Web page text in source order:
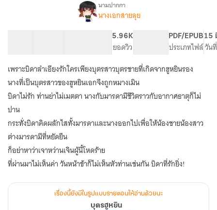
เรื่อ
หยิน
นามปากกา
นางเอกสายลุย
5.96K
ยอดวิว
PDF/EPUB
ประเภทไฟล์
15
วัน
เพราะบิดาลำเอียงรักใครเพียงบุตรสาวบุตรชายที่เกิดจากฮูหยินรอง
นางที่เป็นบุตรสาวของฮูหยินเอกจึงถูกหมางเมิน
บิดาไม่รัก ท่านย่าไม่เมตตา นางกับมารดามีชีวิตราวกับอากาศธาตุก็ไม่
ปาน
กระทั่งบิดาคิดผลักไสทั้งมารดาและนางออกไปเพื่อให้น้องชายน้องสาว
ต่างมารดามีที่หยัดยืน
ก็อย่าหาว่าเจาหว่านเจินผู้นี้โหดร้าย
ที่ผ่านมาไม่เห็นค่า วันหน้าข้าก็ไม่เห็นหัวท่านเช่นกัน บิดาที่รักยิ่ง!
เรื่องนี้ยังมีในรูปแบบรายตอนให้อ่านด้วยนะ
บุตรฮูหยิน